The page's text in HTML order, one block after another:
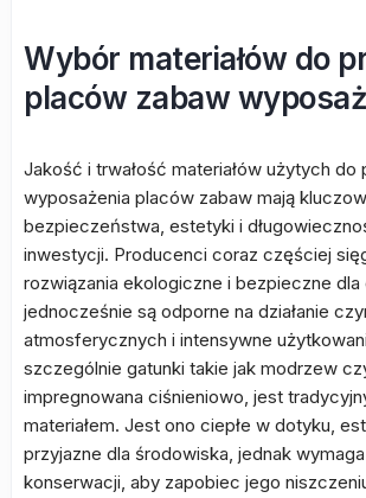
Wybór materiałów do
placów zabaw
Jakość i trwałość materiałów użytych do
wyposażenia placów zabaw mają
bezpieczeństwa, estetyki i
inwestycji. Producenci coraz częściej
rozwiązania ekologiczne i bezpieczne
jednocześnie są odporne na działanie
atmosferycznych i intensywne
szczególnie gatunki takie jak modrzew
impregnowana ciśnieniowo, jest
materiałem. Jest ono ciepłe w dotyku,
przyjazne dla środowiska, jednak
konserwacji, aby zapobiec jego